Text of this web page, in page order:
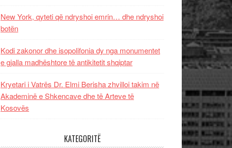
New York, qyteti që ndryshoi emrin… dhe ndryshoi
botën
Kodi zakonor dhe isopolifonia dy nga monumentet
e gjalla madhështore të antikitetit shqiptar
Kryetari i Vatrës Dr. Elmi Berisha zhvilloi takim në
Akademinë e Shkencave dhe të Arteve të
Kosovës
KATEGORITË